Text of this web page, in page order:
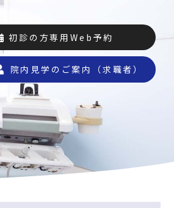
初診の方専用Web予約
院内見学のご案内（求職者）